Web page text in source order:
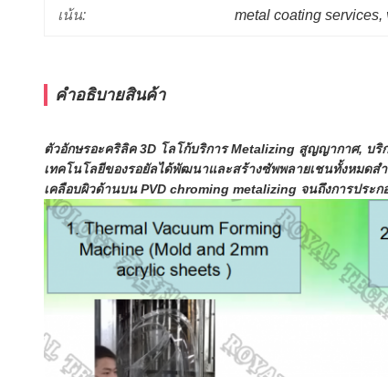
เน้น: metal coating services,
คําอธิบายสินค้า
ตัวอักษรอะคริลิค 3D โลโก้บริการ Metalizing สูญญากาศ, บ
เทคโนโลยีของรอยัลได้พัฒนาและสร้างซัพพลายเชนทั้งหมดส
เคลือบผิวด้านบน PVD chroming metalizing จนถึงการประ